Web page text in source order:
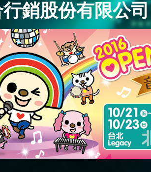
銷股份有限公司